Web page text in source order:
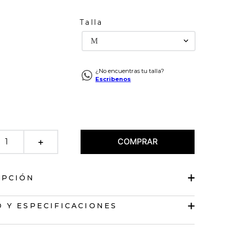
Talla
M
¿No encuentras tu talla?
Escribenos
＋ COMPRAR
diseño abierto
Y ESPECIFICACIONES